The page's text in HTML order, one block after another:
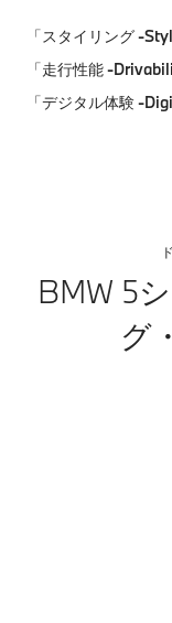
「スタイリング -
「走行性能 -
「デジタル体験 -
BMW 5
グ